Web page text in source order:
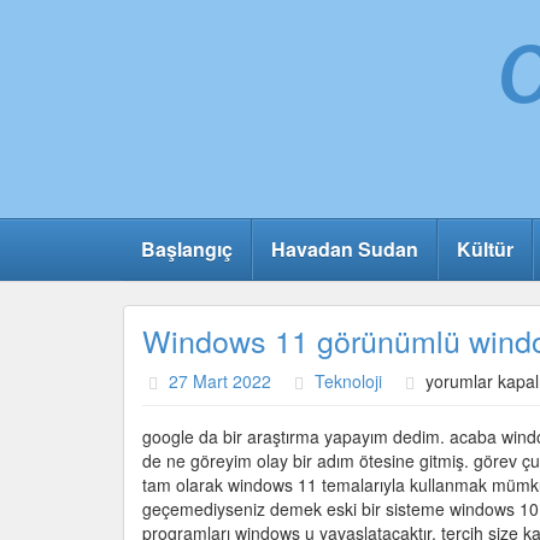
Başlangıç Havadan Sudan Kültür
Windows 11 görünümlü
27 Mart 2022 Teknoloji
Windows
görünümlü
windows
10
temaları
için
yorumlar
google da bir araştırma yapayım dedim. acaba
de ne göreyim olay bir adım ötesine gitmiş. görev
tam olarak windows 11 temalarıyla kullanmak
geçemediyseniz demek eski bir sisteme windows
programları windows u yavaşlatacaktır. tercih size